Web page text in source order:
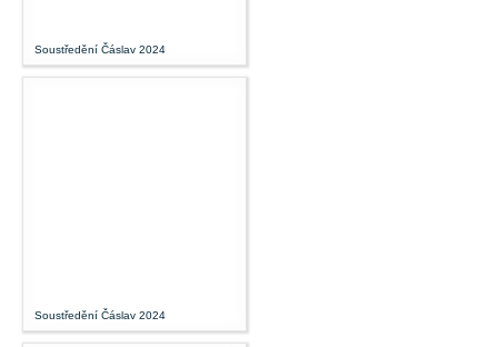
Soustředění Čáslav 2024
Soustředění Čáslav 2024